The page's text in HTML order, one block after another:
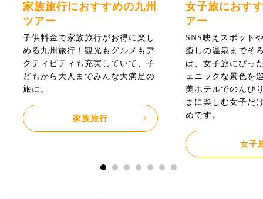
家族旅行におすすめの九州
ツアー
子供料金で家族旅行がお得に楽し
める九州旅行！観光もグルメもア
クティビティも充実していて、子
どもから大人までみんな大満足の
旅に。
家族旅行
女子旅におす
アー
SNS映えスポット
癒しの温泉までそ
は、女子旅にぴっ
ェニックな景色を
美ホテルでのんび
まに楽しむ女子だ
めです。
女子